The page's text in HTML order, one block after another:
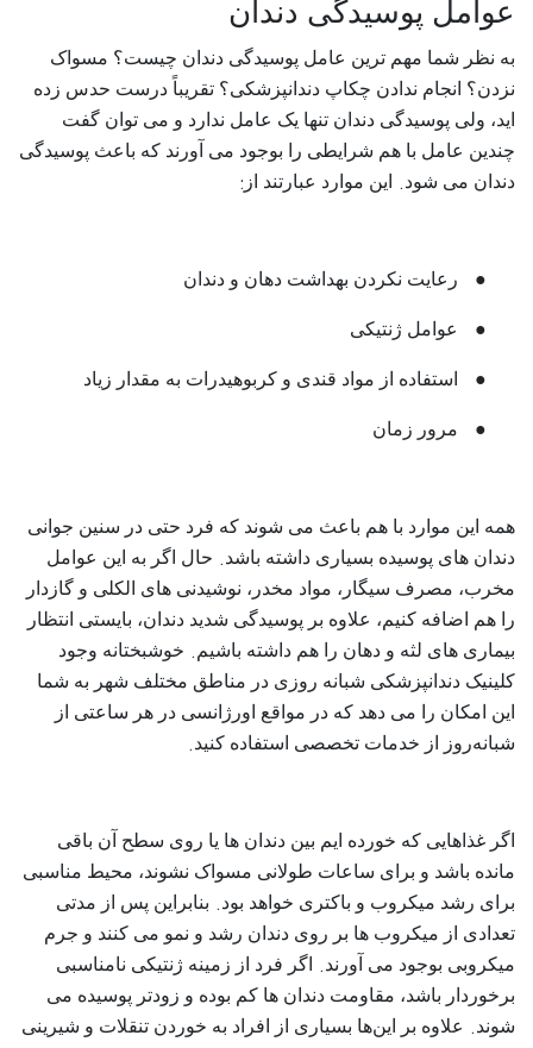
عوامل پوسیدگی دندان
به نظر شما مهم‌ ترین عامل پوسیدگی دندان چیست؟ مسواک
نزدن؟ انجام ندادن چکاپ دندانپزشکی؟ تقریباً درست حدس زده‌
اید، ولی پوسیدگی دندان تنها یک عامل ندارد و می‌ توان گفت
چندین عامل با هم شرایطی را بوجود می‌ آورند که باعث پوسیدگی
دندان می‌ شود. این موارد عبارتند از :
● رعایت نکردن بهداشت دهان و دندان
● عوامل ژنتیکی
● استفاده از مواد قندی و کربوهیدرات به مقدار زیاد
● مرور زمان
همه این موارد با هم باعث می‌ شوند که فرد حتی در سنین جوانی
دندان‌ های پوسیده بسیاری داشته باشد. حال اگر به این عوامل
مخرب، مصرف سیگار، مواد مخدر، نوشیدنی‌ های الکلی و گازدار
را هم اضافه کنیم، علاوه بر پوسیدگی شدید دندان، بایستی انتظار
بیماری‌ های لثه و دهان را هم داشته باشیم . خوشبختانه وجود
کلینیک دندانپزشکی شبانه روزی در مناطق مختلف شهر به شما
این امکان را می‌ دهد که در مواقع اورژانسی در هر ساعتی از
شبانه‌روز از خدمات تخصصی استفاده کنید.
اگر غذا‌هایی که خورده‌ ایم بین دندان‌ ها یا روی سطح آن‌ باقی
مانده باشد و برای ساعات طولانی مسواک نشوند، محیط مناسبی
برای رشد میکروب‌ و باکتری‌ خواهد بود. بنابراین پس از مدتی
تعدادی از میکروب‌ ها بر روی دندان رشد و نمو می‌ کنند و جرم
میکروبی بوجود می‌ آورند. اگر فرد از زمینه ژنتیکی نامناسبی
برخوردار باشد، مقاومت دندان‌ ها کم بوده و زود‌تر پوسیده می‌
شوند. علاوه بر این‌ها بسیاری از افراد به خوردن تنقلات و شیرینی‌